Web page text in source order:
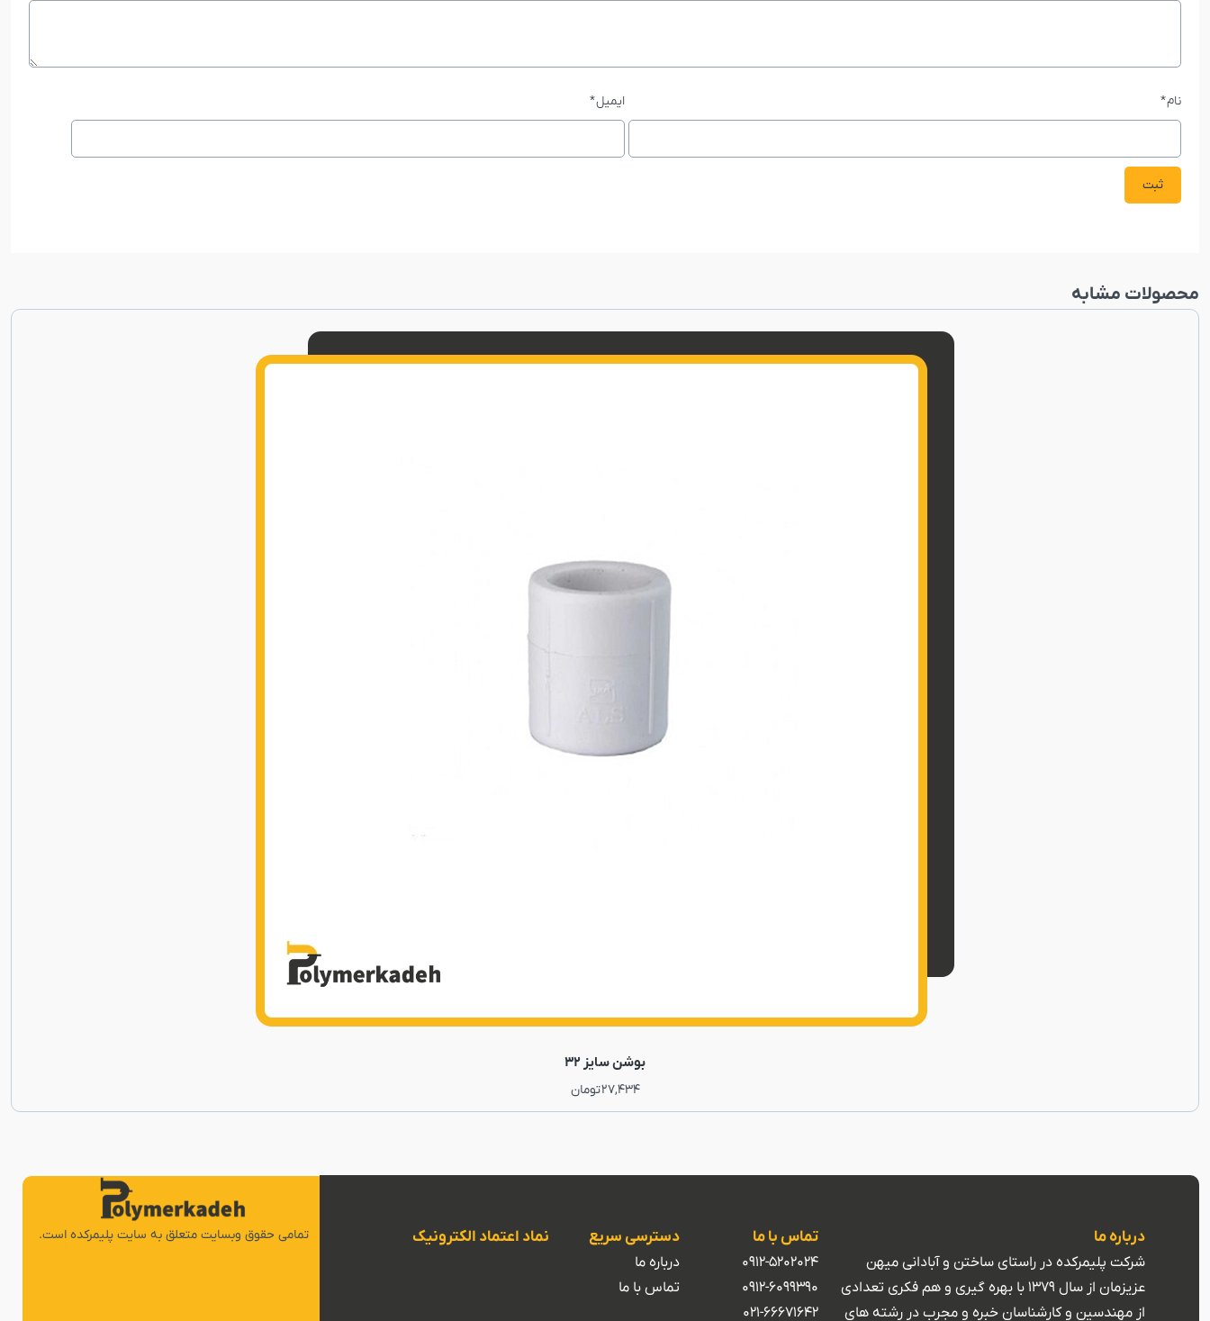
نام* ایمیل*
محصولات مشابه
بوشن سایز 32
27,434تومان
درباره ما
شرکت پلیمرکده در راستای ساختن و آبادانی میهن
عزیزمان از سال 1379 با بهره گیری و هم فکری تعدادی
از مهندسین و کارشناسان خبره و مجرب در رشته های
تماس با ما
0912-5202024
0912-6099390
021-66671642
دسترسی سریع
درباره ما
تماس با ما
نماد اعتماد الکترونیک تمامی حقوق وبسایت متعلق به سایت پلیمرکده است.